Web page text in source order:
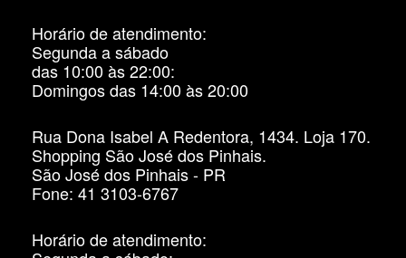
Horário de atendimento:
Segunda a sábado
das 10:00 às 22:00:
Domingos das 14:00 às 20:00
Rua Dona Isabel A Redentora, 1434. Loja 170.
Shopping São José dos Pinhais.
São José dos Pinhais - PR
Fone: 41 3103-6767
Horário de atendimento: